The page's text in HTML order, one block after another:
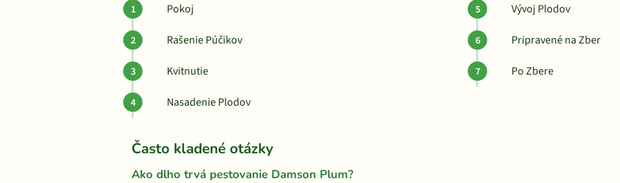
Pokoj
Rašenie Púčikov
Kvitnutie
Nasadenie Plodov
Vývoj Plodov
Pripravené na Zber
Po Zbere
Často kladené otázky
Ako dlho trvá pestovanie Damson Plum?